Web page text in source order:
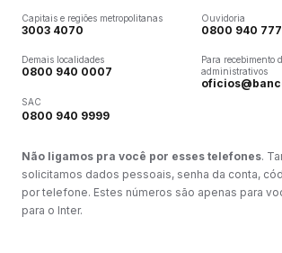
Capitais e regiões metropolitanas
3003 4070
Demais localidades
0800 940 0007
SAC
0800 940 9999
Ouvidoria
0800 940
Para recebimento
administrativos
Não ligamos pra você por esses telefones.
solicitamos dados pessoais, senha da conta,
por telefone. Estes números são apenas para
para o Inter.